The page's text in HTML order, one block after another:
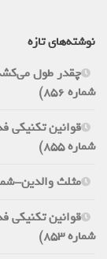
نوشته‌های تازه
چقدر طول می‌کشد
شماره 856)
شماره 855)
مثلث والدین-
شماره 853)